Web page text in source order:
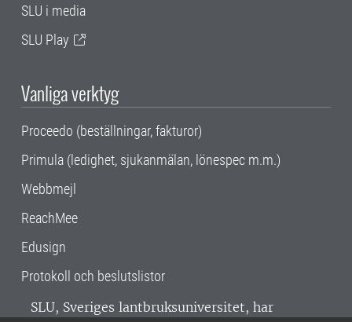
SLU i media
SLU Play
Vanliga verktyg
Proceedo (beställningar, fakturor)
Primula (ledighet, sjukanmälan, lönespec m.m.)
Webbmejl
ReachMee
Edusign
Protokoll och beslutslistor
SLU, Sveriges lantbruksuniversitet, har